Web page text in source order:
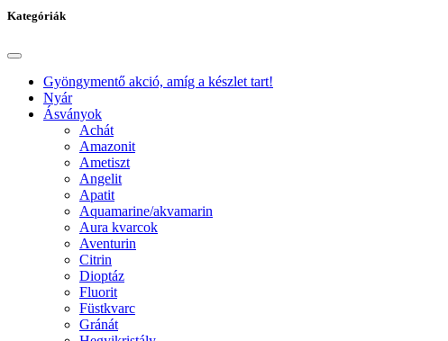
Kategóriák
Gyöngymentő akció, amíg a készlet tart!
Nyár
Ásványok
Achát
Amazonit
Ametiszt
Angelit
Apatit
Aquamarine/akvamarin
Aura kvarcok
Aventurin
Citrin
Dioptáz
Fluorit
Füstkvarc
Gránát